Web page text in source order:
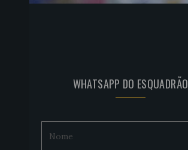
WHATSAPP DO ESQUADRÃO